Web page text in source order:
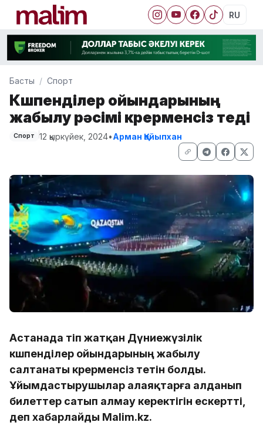
RU
Басты Спорт
Көшпенділер ойындарының
жабылу рәсімі көрерменсіз өтеді
Спорт 12 қыркүйек, 2024•Арман Қайыпхан
Астанада өтіп жатқан Дүниежүзілік
көшпенділер ойындарының жабылу
салтанаты көрерменсіз өтетін болды.
Ұйымдастырушылар алаяқтарға алданып
билеттер сатып алмау керектігін ескертті,
деп хабарлайды Malim.kz.